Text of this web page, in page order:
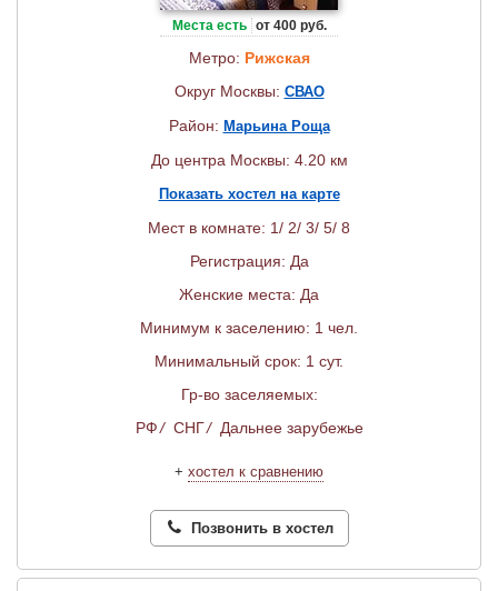
Места есть от 400 руб.
Метро: Рижская
Округ Москвы: СВАО
Район: Марьина Роща
До центра Москвы: 4.20 км
Показать хостел на карте
Мест в комнате: 1/ 2/ 3/ 5/ 8
Регистрация: Да
Женские места: Да
Минимум к заселению: 1 чел.
Минимальный срок: 1 сут.
Гр-во заселяемых:
РФ/ СНГ/ Дальнее зарубежье
+ хостел к сравнению
Позвонить в хостел